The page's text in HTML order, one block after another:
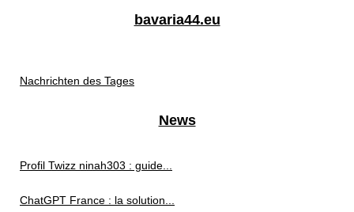
bavaria44.eu
Nachrichten des Tages
News
Profil Twizz ninah303 : guide...
ChatGPT France : la solution...